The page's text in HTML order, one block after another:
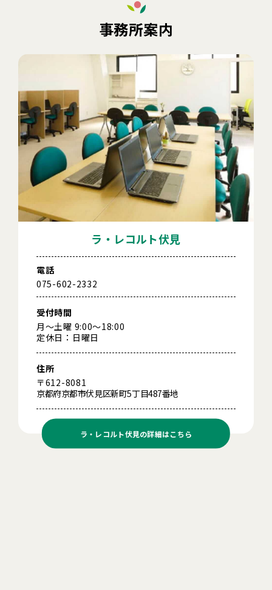
事務所案内
ラ・レコルト伏見
電話
075-602-2332
受付時間
月～土曜 9:00～18:00
定休日：日曜日
住所
〒612-8081
京都府京都市伏見区新町5丁目487番地
ラ・レコルト伏見の詳細はこちら